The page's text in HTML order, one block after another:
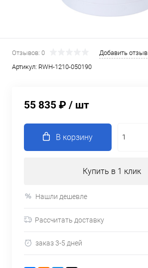
Отзывов: 0
Добавить отзыв
Артикул: RWH-1210-050190
55 835 ₽ / шт
В корзину
Купить в 1 клик
Нашли дешевле
Рассчитать доставку
заказ 3-5 дней